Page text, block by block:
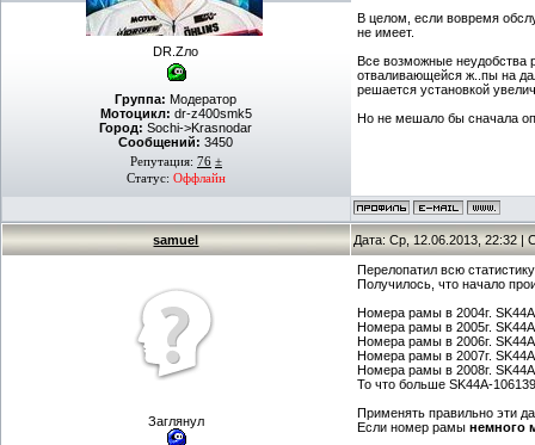
DR.Zло
Группа: Модератор
Мотоцикл: dr-z400smk5
Город: Sochi->Krasnodar
Сообщений: 3450
Репутация: 76 ±
Статус: Оффлайн
В целом, если вовремя
не имеет.
Все возможные неудобства
отваливающейся ж..пы на
решается установкой
Но не мешало бы сначала
samuel Дата: Ср, 12.06.2013, 22:32 |
Заглянул
Перелопатил всю
Получилось, что начало
Номера рамы в 2004г.
Номера рамы в 2005г.
Номера рамы в 2006г.
Номера рамы в 2007г.
Номера рамы в 2008г.
То что больше SK44A-
Применять правильно эти
Если номер рамы немного